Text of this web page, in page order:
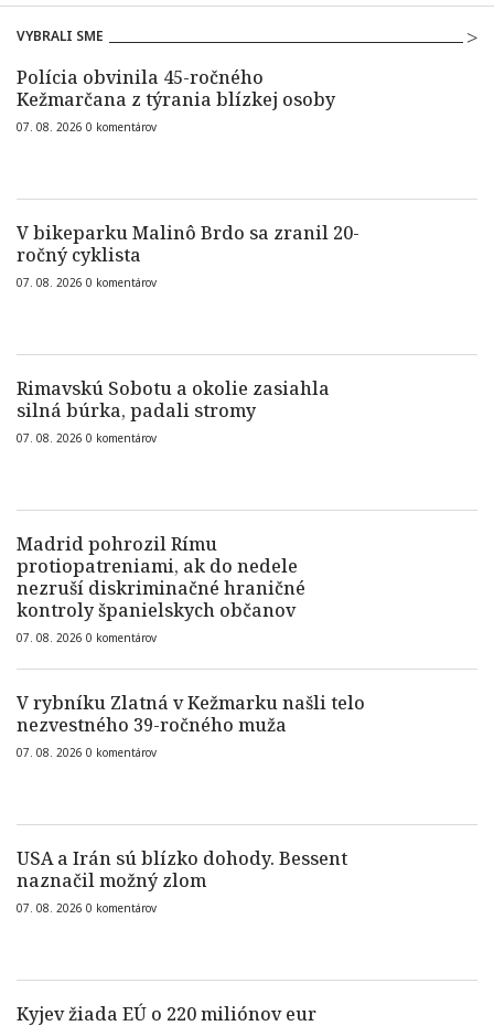
VYBRALI SME
Polícia obvinila 45-ročného
Kežmarčana z týrania blízkej osoby
07. 08. 2026 0 komentárov
V bikeparku Malinô Brdo sa zranil 20-
ročný cyklista
07. 08. 2026 0 komentárov
Rimavskú Sobotu a okolie zasiahla
silná búrka, padali stromy
07. 08. 2026 0 komentárov
Madrid pohrozil Rímu
protiopatreniami, ak do nedele
nezruší diskriminačné hraničné
kontroly španielskych občanov
07. 08. 2026 0 komentárov
V rybníku Zlatná v Kežmarku našli telo
nezvestného 39-ročného muža
07. 08. 2026 0 komentárov
USA a Irán sú blízko dohody. Bessent
naznačil možný zlom
07. 08. 2026 0 komentárov
Kyjev žiada EÚ o 220 miliónov eur